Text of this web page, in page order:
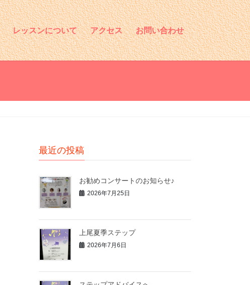
レッスンについて アクセス お問い合わせ
最近の投稿
お勧めコンサートのお知らせ♪
2026年7月25日
上尾夏季ステップ
2026年7月6日